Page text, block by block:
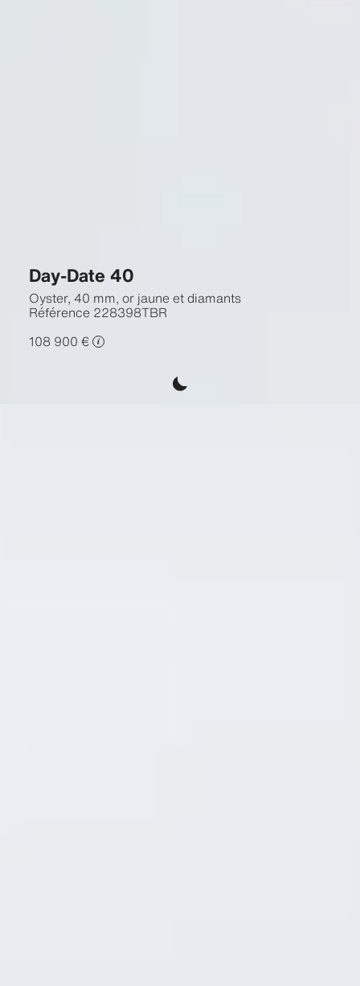
Day-Date 40
Oyster, 40 mm, or jaune et diamants
Référence 228398TBR
108 900 €